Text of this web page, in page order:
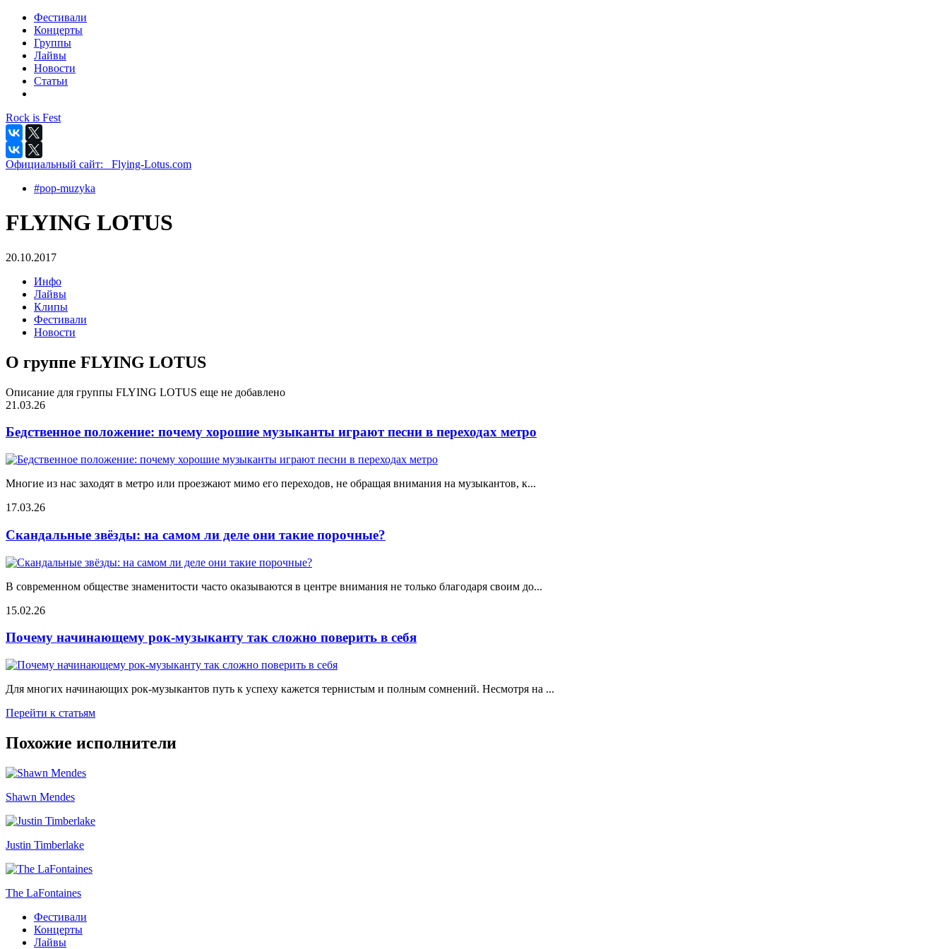
Фестивали
Концерты
Группы
Лайвы
Новости
Статьи
Rock is Fest
Официальный сайт:
_Flying-Lotus.com
#pop-muzyka
FLYING LOTUS
20.10.2017
Инфо
Лайвы
Клипы
Фестивали
Новости
О группе FLYING LOTUS
Описание для группы FLYING LOTUS еще не добавлено
21.03.26
Бедственное положение: почему хорошие музыканты играют песни в переходах метро
Многие из нас заходят в метро или проезжают мимо его переходов, не обращая внимания на музыкантов, к...
17.03.26
Скандальные звёзды: на самом ли деле они такие порочные?
В современном обществе знаменитости часто оказываются в центре внимания не только благодаря своим до...
15.02.26
Почему начинающему рок-музыканту так сложно поверить в себя
Для многих начинающих рок-музыкантов путь к успеху кажется тернистым и полным сомнений. Несмотря на ...
Перейти к статьям
Похожие исполнители
Shawn Mendes
Justin Timberlake
The LaFontaines
Фестивали
Концерты
Лайвы